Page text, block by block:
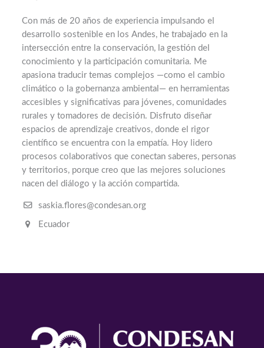
Con más de 20 años de experiencia impulsando el
desarrollo sostenible en los Andes, he trabajado en la
intersección entre la conservación, la gestión del
conocimiento y la participación comunitaria. Me
apasiona traducir temas complejos —como el cambio
climático o la gobernanza ambiental— en herramientas
accesibles y significativas para jóvenes, comunidades
rurales y tomadores de decisión. Disfruto diseñar
espacios de aprendizaje creativos, donde el rigor
científico se encuentra con la empatía. Hoy lidero
procesos colaborativos que conectan saberes, personas
y territorios, porque creo que las mejores soluciones
nacen del diálogo y la acción compartida.
saskia.flores@condesan.org
Ecuador